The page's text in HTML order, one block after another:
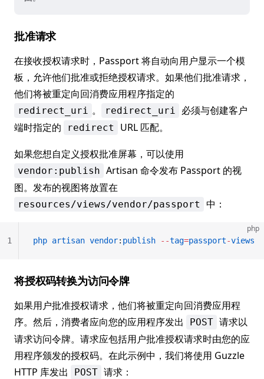
批准请求
在接收授权请求时，Passport 将自动向用户显示一个模
板，允许他们批准或拒绝授权请求。如果他们批准请求，
他们将被重定向回消费应用程序指定的
redirect_uri 。 redirect_uri
必须与创建客户
端时指定的
redirect URL 匹配。
如果您想自定义授权批准屏幕，可以使用
vendor:publish Artisan 命令发布 Passport 的视
图。发布的视图将放置在
resources/views/vendor/passport 中：
php
php artisan vendor: publish --tag=passport-views
1
将授权码转换为访问令牌
如果用户批准授权请求，他们将被重定向回消费应用程
序。然后，消费者应向您的应用程序发出
POST 请求以
请求访问令牌。请求应包括用户批准授权请求时由您的应
用程序颁发的授权码。在此示例中，我们将使用 Guzzle
HTTP 库发出
POST 请求：